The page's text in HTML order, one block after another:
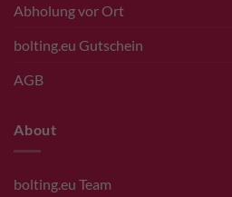
Abholung vor Ort
bolting.eu Gutschein
AGB
About
bolting.eu Team